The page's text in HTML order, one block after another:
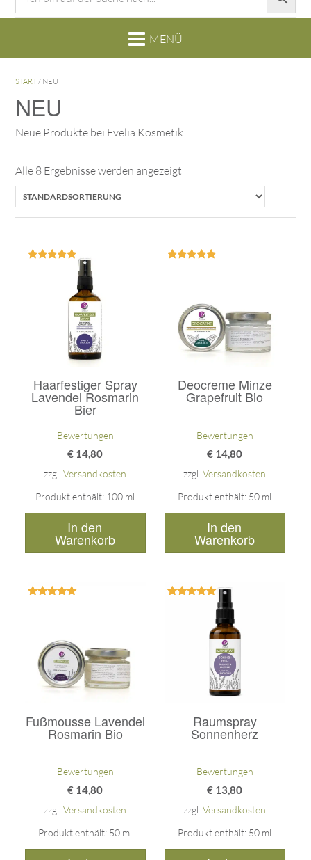
START/ NEU
NEU
Neue Produkte bei Evelia Kosmetik
Alle 8 Ergebnisse werden angezeigt
Haarfestiger Spray
Lavendel Rosmarin
Bier
Bewertungen
€ 14,80
zzgl.Versandkosten
Produkt enthält: 100 ml
In den
Warenkorb
Deocreme Minze
Grapefruit Bio
Bewertungen
€ 14,80
zzgl.Versandkosten
Produkt enthält: 50 ml
In den
Warenkorb
Fußmousse Lavendel
Rosmarin Bio
Bewertungen
€ 14,80
zzgl.Versandkosten
Produkt enthält: 50 ml
Raumspray
Sonnenherz
Bewertungen
€ 13,80
zzgl.Versandkosten
Produkt enthält: 50 ml